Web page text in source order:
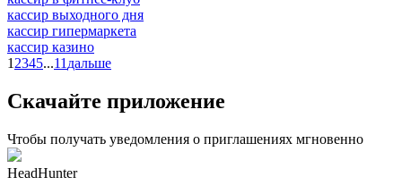
кассир выходного дня
кассир гипермаркета
кассир казино
1 2345...11 дальше
Скачайте приложение
Чтобы получать уведомления о приглашениях мгновенно
HeadHunter